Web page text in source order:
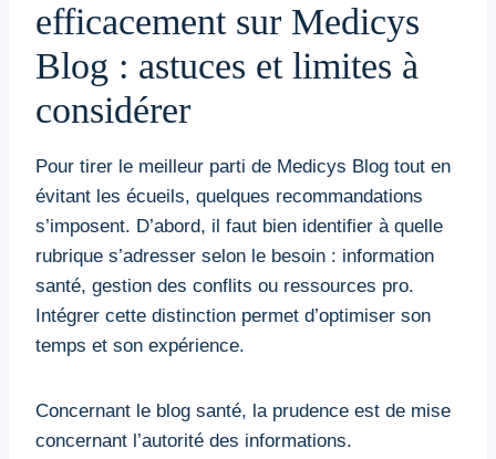
efficacement sur Medicys
Blog : astuces et limites à
considérer
Pour tirer le meilleur parti de Medicys Blog tout en
évitant les écueils, quelques recommandations
s’imposent. D’abord, il faut bien identifier à quelle
rubrique s’adresser selon le besoin : information
santé, gestion des conflits ou ressources pro.
Intégrer cette distinction permet d’optimiser son
temps et son expérience.
Concernant le blog santé, la prudence est de mise
concernant l’autorité des informations.